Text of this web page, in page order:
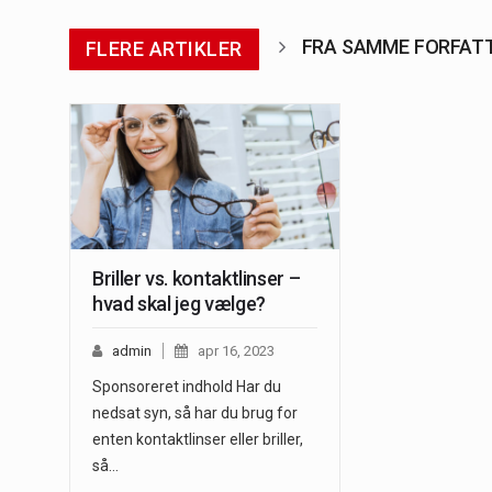
FLERE ARTIKLER FRA SAMME
Briller vs. kontaktlinser –
hvad skal jeg vælge?
admin apr 16, 2023
Sponsoreret indhold Har du
nedsat syn, så har du brug for
enten kontaktlinser eller briller,
så…